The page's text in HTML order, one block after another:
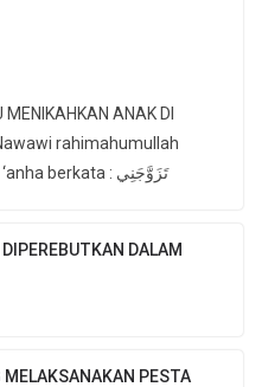
ANAK DI
rahimahumullah
Ta’ala Dari Aisyah radhiyallahu ‘anha berkata : تَزَوَّجَنِي
DALAM
MELAKSANAKAN PESTA